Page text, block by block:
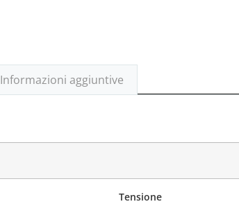
Informazioni aggiuntive
Tensione